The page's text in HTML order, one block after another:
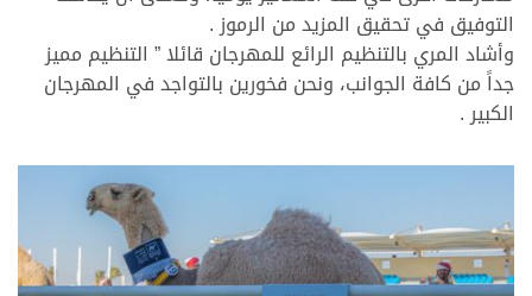
التوفيق في تحقيق المزيد من الرموز .
وأشاد المري بالتنظيم الرائع للمهرجان قائلا ” التنظيم مميز
جداً من كافة الجوانب، ونحن فخورين بالتواجد في المهرجان
الكبير .